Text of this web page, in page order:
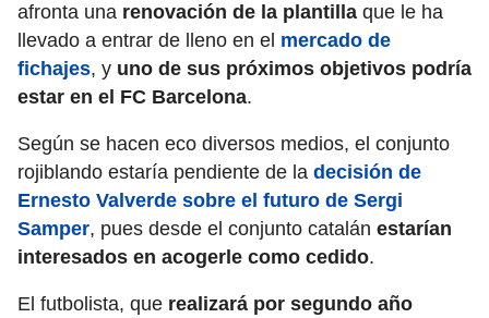
afronta una renovación de la plantilla que le ha
llevado a entrar de lleno en el mercado de
fichajes, y uno de sus próximos objetivos podría
estar en el FC Barcelona.
Según se hacen eco diversos medios, el conjunto
rojiblando estaría pendiente de la decisión de
Ernesto Valverde sobre el futuro de Sergi
Samper, pues desde el conjunto catalán estarían
interesados en acogerle como cedido.
El futbolista, que realizará por segundo año